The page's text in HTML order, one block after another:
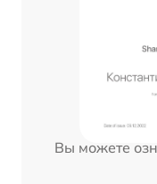
Вы можете